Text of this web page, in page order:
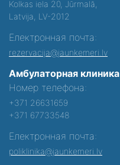
Kolkas iela 20, Jūrmalā,
Latvija, LV-2012
Електронная почта:
rezervacija@jaunkemeri.lv
Амбулаторная клиника
Номер телефона:
+371 26631659
+371 67733548
Електронная почта:
poliklinika@jaunkemeri.lv